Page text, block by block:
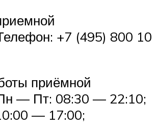
+7 (495) 800 10
приёмной
— Пт: 08:30 — 22:10;
— 17:00;